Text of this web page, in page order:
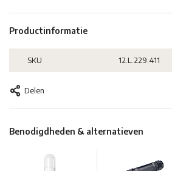
Productinformatie
SKU 12.L.229.411
Delen
Benodigdheden & alternatieven